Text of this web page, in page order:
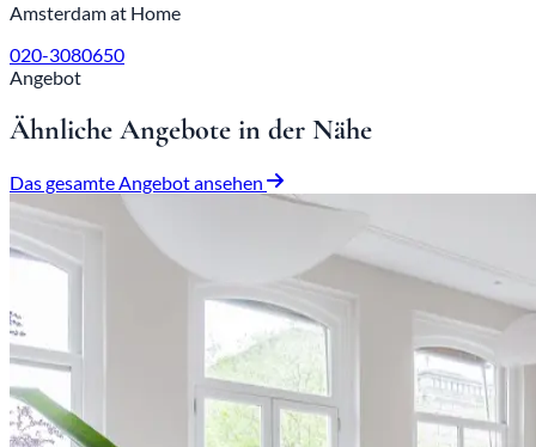
Amsterdam at Home
020-3080650
Angebot
Ähnliche Angebote in der Nähe
Das gesamte Angebot ansehen